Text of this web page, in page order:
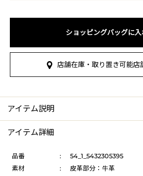
ショッピングバッグに入
店舗在庫・取り置き可能店
アイテム説明
アイテム詳細
品番 :
54_1_5432305395
素材
:
皮革部分：牛革